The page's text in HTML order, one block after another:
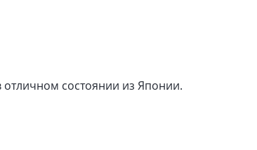
состоянии из Японии.